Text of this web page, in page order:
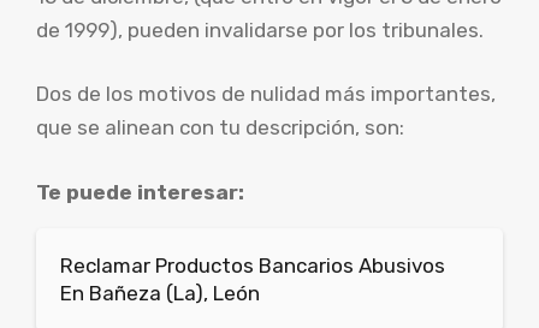
de 1999), pueden invalidarse por los tribunales.
Dos de los motivos de nulidad más importantes,
que se alinean con tu descripción, son:
Te puede interesar:
Reclamar Productos Bancarios Abusivos
En Bañeza (La), León